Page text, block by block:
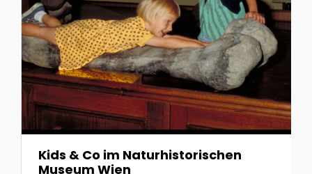
Kids & Co im Naturhistorischen
Museum Wien